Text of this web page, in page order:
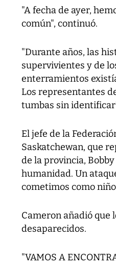
"A fecha de ayer,
común", continuó.
"Durante años, las
supervivientes y de
enterramientos
Los representantes
tumbas sin
El jefe de la
Saskatchewan, que
de la provincia,
humanidad. Un
cometimos como
Cameron añadió que
desaparecidos.
"VAMOS A